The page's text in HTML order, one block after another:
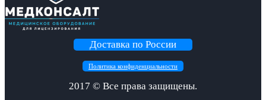
Доставка по России
Политика конфиденциальности
2017 © Все права защищены.